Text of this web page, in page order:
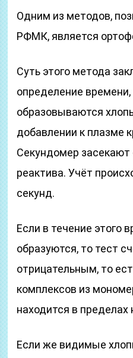
Одним из методов,
РФМК, является
Суть этого метода
определение времени,
образовываются
добавлении к плазме
Секундомер засекают
реактива. Учёт
секунд.
Если в течение этого
образуются, то тест
отрицательным, то
комплексов из
находится в
Если же видимые